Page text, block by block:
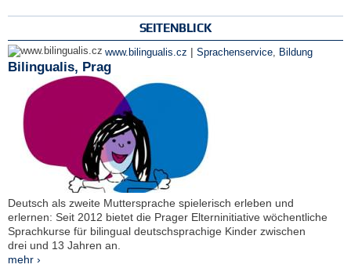
SEITENBLICK
www.bilingualis.cz | Sprachenservice, Bildung
Bilingualis, Prag
Deutsch als zweite Muttersprache spielerisch erleben und
erlernen: Seit 2012 bietet die Prager Elterninitiative wöchentliche
Sprachkurse für bilingual deutschsprachige Kinder zwischen
drei und 13 Jahren an.
mehr ›